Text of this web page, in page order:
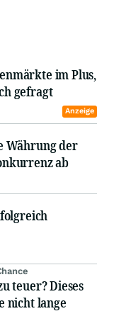
im Plus,
gefragt
Anzeige
Währung der
ab
teuer? Dieses
nicht lange